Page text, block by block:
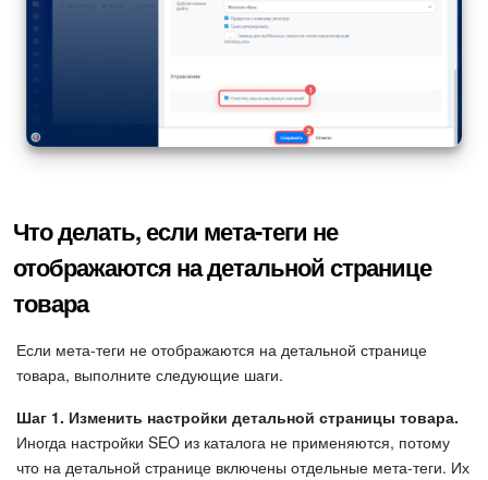
Что делать, если мета-теги не
отображаются на детальной странице
товара
Если мета-теги не отображаются на детальной странице
товара, выполните следующие шаги.
Шаг 1. Изменить настройки детальной страницы товара.
Иногда настройки SEO из каталога не применяются, потому
что на детальной странице включены отдельные мета-теги. Их